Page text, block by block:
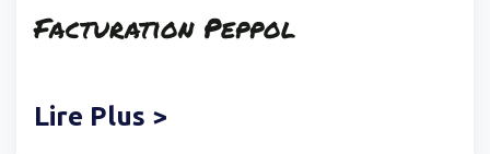
Facturation Peppol
Lire Plus >